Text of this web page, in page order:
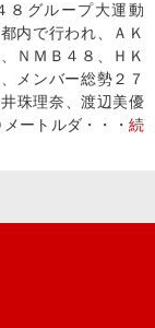
グループ大運動
内で行われ、ＡＫ
ＮＭＢ４８、ＨＫ
メンバー総勢２７
珠理奈、渡辺美優
ートルダ・・・ 続